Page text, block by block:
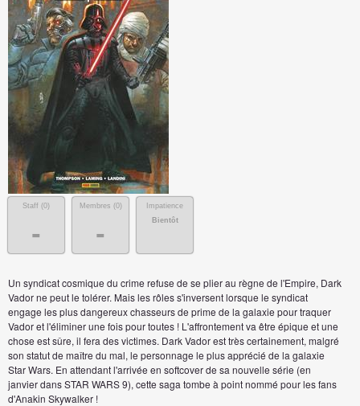
Staff (0)
-
Membres (0)
-
Impatience
Bientôt
Un syndicat cosmique du crime refuse de se plier au règne de l'Empire, Dark
Vador ne peut le tolérer. Mais les rôles s'inversent lorsque le syndicat
engage les plus dangereux chasseurs de prime de la galaxie pour traquer
Vador et l'éliminer une fois pour toutes ! L'affrontement va être épique et une
chose est sûre, il fera des victimes. Dark Vador est très certainement, malgré
son statut de maître du mal, le personnage le plus apprécié de la galaxie
Star Wars. En attendant l'arrivée en softcover de sa nouvelle série (en
janvier dans STAR WARS 9), cette saga tombe à point nommé pour les fans
d'Anakin Skywalker !